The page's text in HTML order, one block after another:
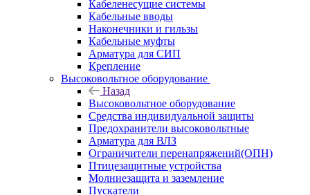
Кабеленесущие системы
Кабельные вводы
Наконечники и гильзы
Кабельные муфты
Арматура для СИП
Крепление
Высоковольтное оборудование
Назад
Высоковольтное оборудование
Средства индивидуальной защиты
Предохранители высоковольтные
Арматура для ВЛЗ
Ограничители перенапряжений(ОПН)
Птицезащитные устройства
Молниезащита и заземление
Пускатели